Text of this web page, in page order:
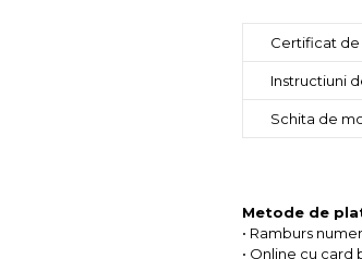
Certificat de
Instructiuni
Schita de
Metode de
• Ramburs
• Online cu card